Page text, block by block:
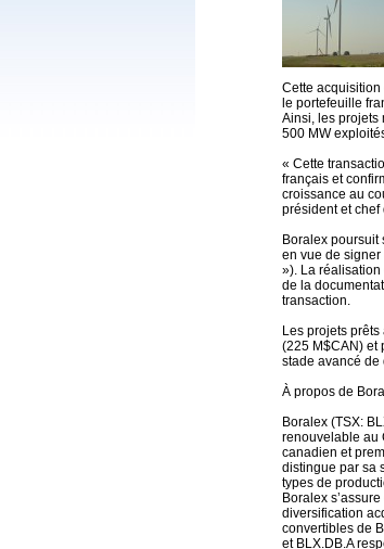
Cette
le portefeuille
Ainsi, les projets
500 MW
« Cette
français et
croissance au
président et
Boralex poursuit
en vue de
»). La
de la
transaction.
Les projets
(225 M$CAN) et
stade avancé
À propos de
Boralex (TSX:
renouvelable au
canadien et
distingue par sa
types de
Boralex
diversification
convertibles de
et BLX.DB.A